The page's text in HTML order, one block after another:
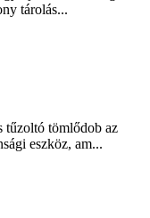
tárolás...
tűzoltó tömlődob az
eszköz, am...